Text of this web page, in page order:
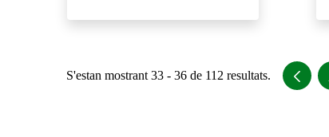
S'estan mostrant 33 - 36 de 112 resultats.